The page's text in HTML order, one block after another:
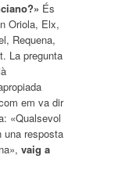
És
Oriola, Elx,
Requena,
La pregunta
em va dir
«Qualsevol
una resposta
vaig a